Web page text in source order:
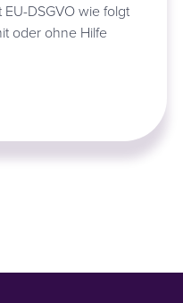
DSGVO wie folgt
oder ohne Hilfe